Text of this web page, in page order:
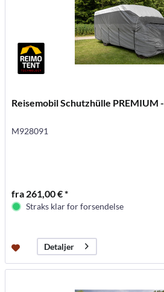
Reisemobil Schutzhülle PREMIUM -
M928091
fra 261,00 € *
Straks klar for forsendelse
Detaljer